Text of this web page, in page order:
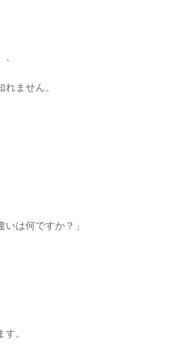
ません。
は何ですか？」
。